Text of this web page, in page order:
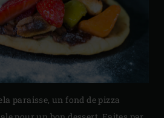
paraisse, un fond de pizza